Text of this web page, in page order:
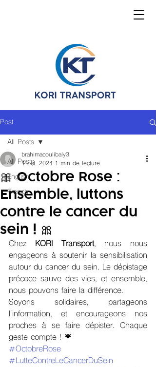
Post
All Posts
English
French
All Posts
🎀 Octobre Rose :
Ensemble, luttons
contre le cancer du
sein ! 🎀
brahimacoulibaly3
1 oct. 2024 1 min de lecture
Chez KORI Transport, nous nous
engageons à soutenir la sensibilisation
autour du cancer du sein. Le dépistage
précoce sauve des vies, et ensemble,
nous pouvons faire la différence.
Soyons solidaires, partageons
l'information, et encourageons nos
proches à se faire dépister. Chaque
geste compte ! 💗
#OctobreRose
#LutteContreLeCancerDuSein